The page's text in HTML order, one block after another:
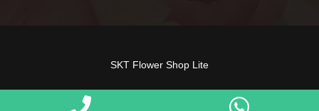
SKT Flower Shop Lite